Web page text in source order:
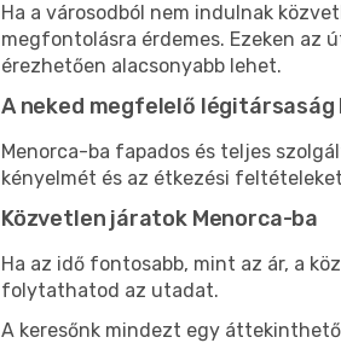
Ha a városodból nem indulnak
megfontolásra érdemes. Ezeken az
érezhetően alacsonyabb lehet.
A neked megfelelő
Menorca-ba fapados és teljes
kényelmét és az étkezési
Közvetlen járatok Menorca-ba
Ha az idő fontosabb, mint az ár, a
folytathatod az utadat.
A keresőnk mindezt egy